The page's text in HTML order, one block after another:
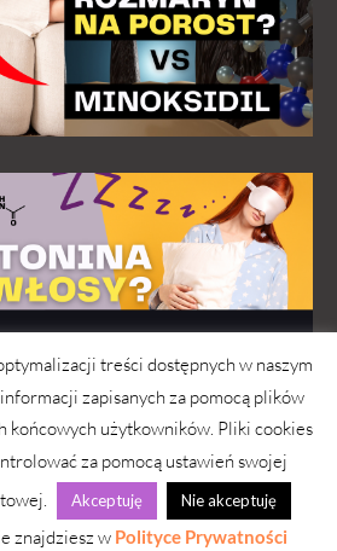
2026 © Copyright
skrzydłami
simply yourself
treści dostępnych w naszym
zapisanych za pomocą plików
końcowych użytkowników. Pliki cookies
za pomocą ustawień swojej
Akceptuję Nie akceptuję
znajdziesz w Polityce Prywatności